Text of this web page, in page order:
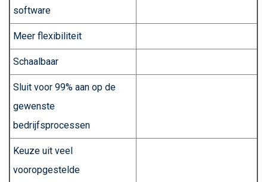
software
Meer flexibiliteit
Schaalbaar
Sluit voor 99% aan op de
gewenste
bedrijfsprocessen
Keuze uit veel
vooropgestelde